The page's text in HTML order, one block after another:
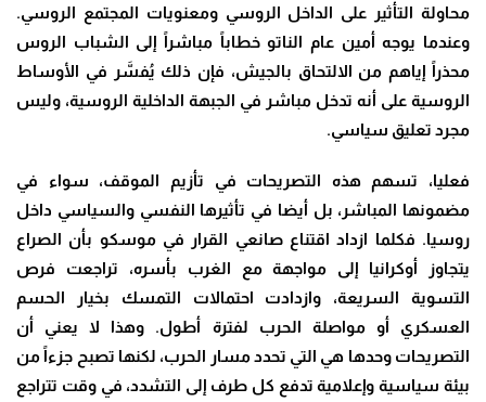
محاولة التأثير على الداخل الروسي ومعنويات المجتمع الروسي.
وعندما يوجه أمين عام الناتو خطاباً مباشراً إلى الشباب الروس
محذراً إياهم من الالتحاق بالجيش، فإن ذلك يُفسَّر في الأوساط
الروسية على أنه تدخل مباشر في الجبهة الداخلية الروسية، وليس
مجرد تعليق سياسي.
فعليا، تسهم هذه التصريحات في تأزيم الموقف، سواء في
مضمونها المباشر، بل أيضا في تأثيرها النفسي والسياسي داخل
روسيا. فكلما ازداد اقتناع صانعي القرار في موسكو بأن الصراع
يتجاوز أوكرانيا إلى مواجهة مع الغرب بأسره، تراجعت فرص
التسوية السريعة، وازدادت احتمالات التمسك بخيار الحسم
العسكري أو مواصلة الحرب لفترة أطول. وهذا لا يعني أن
التصريحات وحدها هي التي تحدد مسار الحرب، لكنها تصبح جزءاً من
بيئة سياسية وإعلامية تدفع كل طرف إلى التشدد، في وقت تتراجع